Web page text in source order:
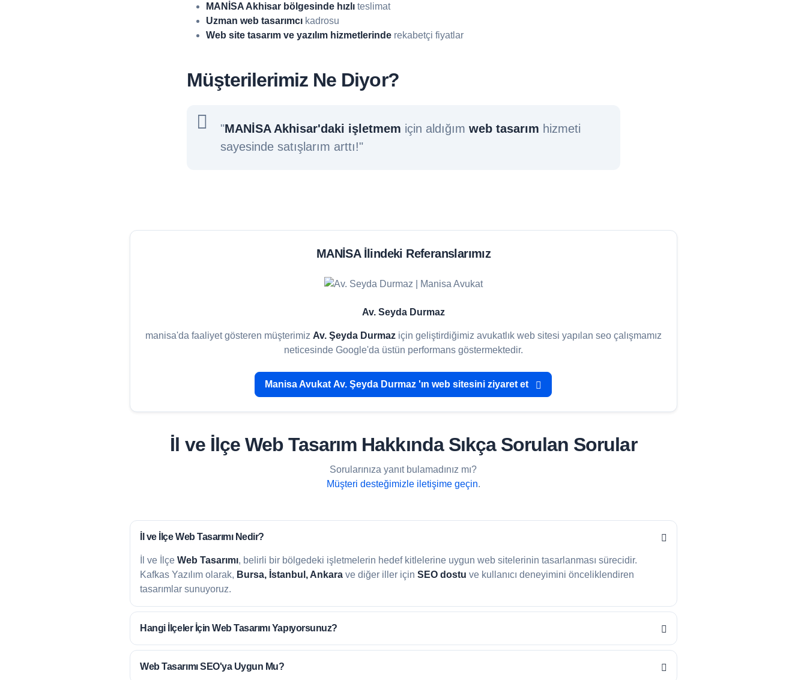
MANİSA Akhisar bölgesinde hızlıteslimat
Uzman web tasarımcıkadrosu
Web site tasarım ve yazılım hizmetlerinderekabetçi fiyatlar
Müşterilerimiz Ne Diyor?
"MANİSA Akhisar'daki işletmem için aldığım web tasarım hizmeti
sayesinde satışlarım arttı!"
MANİSA İlindeki Referanslarımız
Av. Seyda Durmaz
manisa'da faaliyet gösteren müşterimiz Av. Şeyda Durmaziçin geliştirdiğimiz avukatlık web sitesi yapılan seo çalışmamız
neticesinde Google'da üstün performans göstermektedir.
Manisa AvukatAv. Şeyda Durmaz 'ın web sitesini ziyaret et
İl ve İlçe Web Tasarım Hakkında Sıkça Sorulan Sorular
Sorularınıza yanıt bulamadınız mı?
Müşteri desteğimizle iletişime geçin.
İl ve İlçeWeb Tasarımı Nedir?
İl ve İlçeWeb Tasarımı, belirli bir bölgedeki işletmelerin hedef kitlelerine uygun web sitelerinin tasarlanması sürecidir.
Kafkas Yazılım olarak, Bursa, İstanbul, Ankara ve diğer iller içinSEO dostu ve kullanıcı deneyimini önceliklendiren
tasarımlar sunuyoruz.
Hangi İlçeler İçinWeb Tasarımı Yapıyorsunuz?
Web TasarımıSEO'ya Uygun Mu?